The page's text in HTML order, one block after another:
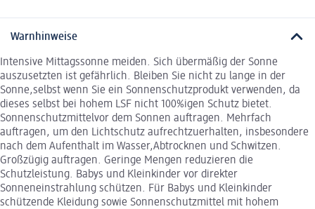
Warnhinweise
Intensive Mittagssonne meiden. Sich übermäßig der Sonne
auszusetzten ist gefährlich. Bleiben Sie nicht zu lange in der
Sonne,selbst wenn Sie ein Sonnenschutzprodukt verwenden, da
dieses selbst bei hohem LSF nicht 100%igen Schutz bietet.
Sonnenschutzmittelvor dem Sonnen auftragen. Mehrfach
auftragen, um den Lichtschutz aufrechtzuerhalten, insbesondere
nach dem Aufenthalt im Wasser,Abtrocknen und Schwitzen.
Großzügig auftragen. Geringe Mengen reduzieren die
Schutzleistung. Babys und Kleinkinder vor direkter
Sonneneinstrahlung schützen. Für Babys und Kleinkinder
schützende Kleidung sowie Sonnenschutzmittel mit hohem